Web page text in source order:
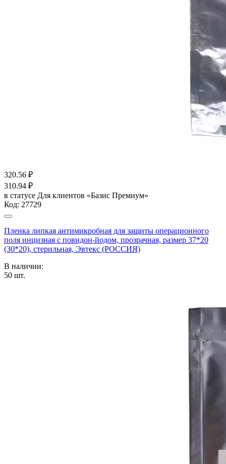
320.56 ₽
310.94 ₽
в статусе Для клиентов «Базис Премиум»
Код: 27729
Пленка липкая антимикробная для защиты операционного
поля инцизная с повидон-йодом, прозрачная, размер 37*20
(30*20), стерильная, Эвтекс (РОССИЯ)
В наличии:
50 шт.